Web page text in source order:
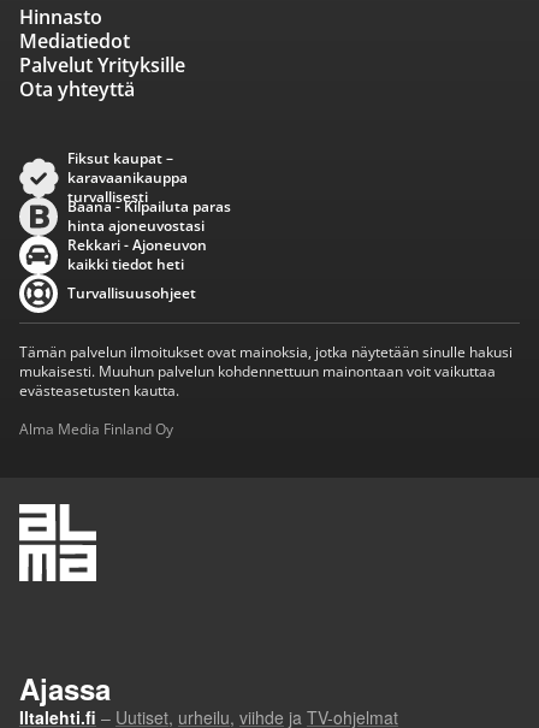
Hinnasto
Mediatiedot
Palvelut Yrityksille
Ota yhteyttä
Fiksut kaupat –
karavaanikauppa
turvallisesti
Baana - Kilpailuta paras
hinta ajoneuvostasi
Rekkari - Ajoneuvon
kaikki tiedot heti
Turvallisuusohjeet
Tämän palvelun ilmoitukset ovat mainoksia, jotka näytetään sinulle hakusi
mukaisesti. Muuhun palvelun kohdennettuun mainontaan voit vaikuttaa
evästeasetusten kautta.
Alma Media Finland Oy